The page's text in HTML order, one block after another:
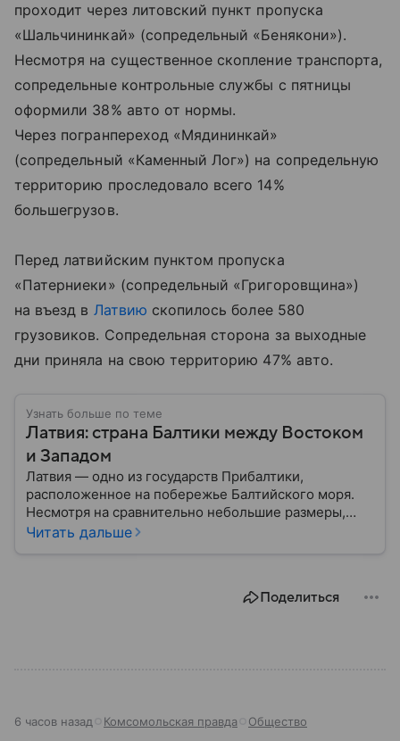
проходит через литовский пункт пропуска
«Шальчининкай» (сопредельный «Бенякони»).
Несмотря на существенное скопление транспорта,
сопредельные контрольные службы с пятницы
оформили 38% авто от нормы.
Через погранпереход «Мядининкай»
(сопредельный «Каменный Лог») на сопредельную
территорию проследовало всего 14%
большегрузов.
Перед латвийским пунктом пропуска
«Патерниеки» (сопредельный «Григоровщина»)
на въезд в Латвию скопилось более 580
грузовиков. Сопредельная сторона за выходные
дни приняла на свою территорию 47% авто.
Узнать больше по теме
Латвия: страна Балтики между Востоком
и Западом
Латвия — одно из государств Прибалтики,
расположенное на побережье Балтийского моря.
Несмотря на сравнительно небольшие размеры,
сегодня страна играет весьма заметную роль в
Читать дальше
Поделиться
6 часов назад Комсомольская правда Общество